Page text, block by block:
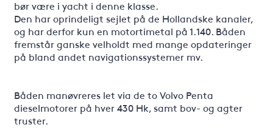
bør være i yacht i denne klasse.
Den har oprindeligt sejlet på de Hollandske kanaler,
og har derfor kun en motortimetal på 1.140. Båden
fremstår ganske velholdt med mange opdateringer
på bland andet navigationssystemer mv.
Båden manøvreres let via de to Volvo Penta
dieselmotorer på hver 430 Hk, samt bov- og agter
truster.